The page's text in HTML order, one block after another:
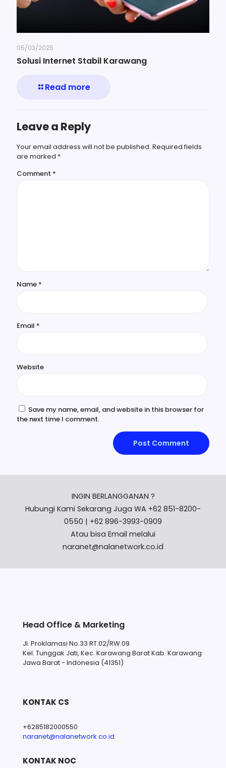
05/03/2025
Solusi Internet Stabil Karawang
Read more
Leave a Reply
Your email address will not be published. Required fields
are marked *
Comment *
Name *
Email *
Website
Save my name, email, and website in this browser for
the next time I comment.
INGIN BERLANGGANAN ?
Hubungi Kami Sekarang Juga WA +62 851-8200-
0550 | +62 896-3993-0909
Atau bisa Email melalui
naranet@nalanetwork.co.id
Head Office & Marketing
Jl. Proklamasi No.33 RT.02/RW.09
Kel. Tunggak Jati, Kec. Karawang Barat Kab. Karawang
Jawa Barat - Indonesia (41351)
KONTAK CS
+6285182000550
naranet@nalanetwork.co.id
KONTAK NOC